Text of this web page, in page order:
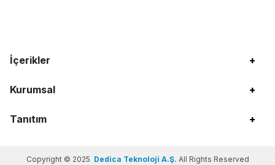
İçerikler +
Kurumsal +
Tanıtım +
Copyright © 2025 Dedica Teknoloji A.Ş. All Rights Reserved